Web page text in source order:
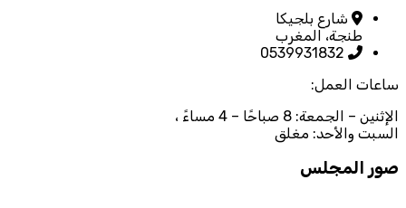
شارع بلجيكا
طنجة، المغرب
0539931832
ساعات العمل:
الإثنين – الجمعة: 8 صباحًا – 4 مساءً ،
السبت والأحد: مغلق
صور المجلس